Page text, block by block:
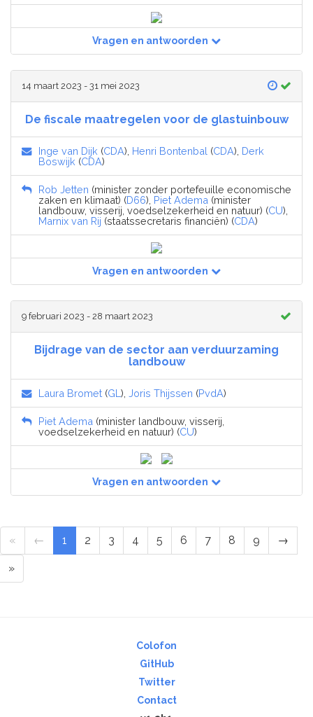
Vragen en antwoorden
14 maart 2023 - 31 mei 2023
De fiscale maatregelen voor de glastuinbouw
Inge van Dijk (CDA), Henri Bontenbal (CDA), Derk
Boswijk (CDA)
Rob Jetten (minister zonder portefeuille economische
zaken en klimaat) (D66), Piet Adema (minister
landbouw, visserij, voedselzekerheid en natuur) (CU),
Marnix van Rij (staatssecretaris financiën) (CDA)
Vragen en antwoorden
9 februari 2023 - 28 maart 2023
Bijdrage van de sector aan verduurzaming
landbouw
Laura Bromet (GL ), Joris Thijssen (PvdA)
Piet Adema (minister landbouw, visserij,
voedselzekerheid en natuur) (CU)
Vragen en antwoorden
« ← 1 2 3 4 5 6 7 8 9 →
»
Colofon
GitHub
Twitter
Contact